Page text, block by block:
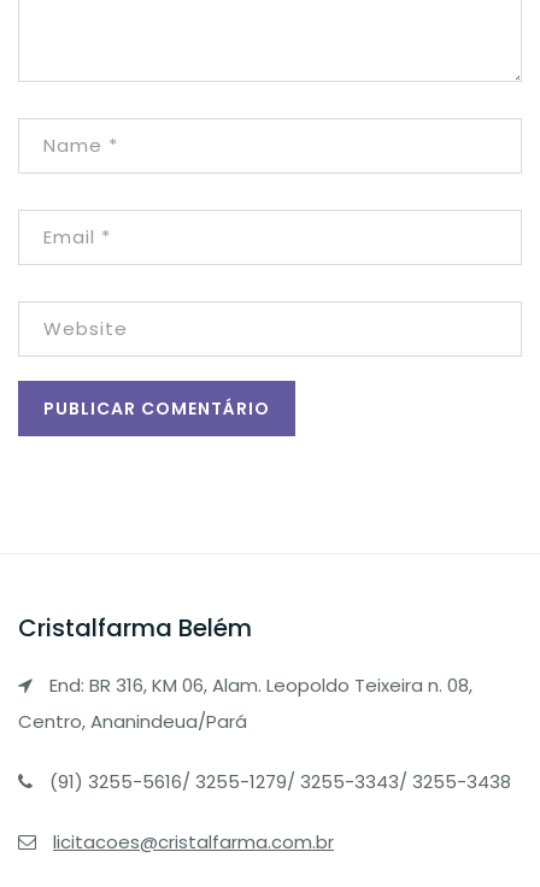
Cristalfarma Belém
End: BR 316, KM 06, Alam. Leopoldo Teixeira n. 08,
Centro, Ananindeua/Pará
(91) 3255-5616/ 3255-1279/ 3255-3343/ 3255-3438
licitacoes@cristalfarma.com.br